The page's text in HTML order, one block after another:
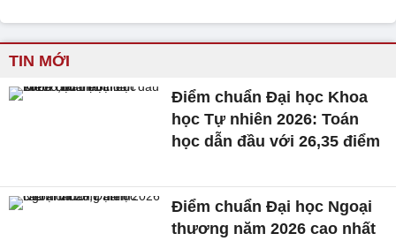
TIN MỚI
Điểm chuẩn Đại học Khoa
học Tự nhiên 2026: Toán
học dẫn đầu với 26,35 điểm
Điểm chuẩn Đại học Ngoại
thương năm 2026 cao nhất